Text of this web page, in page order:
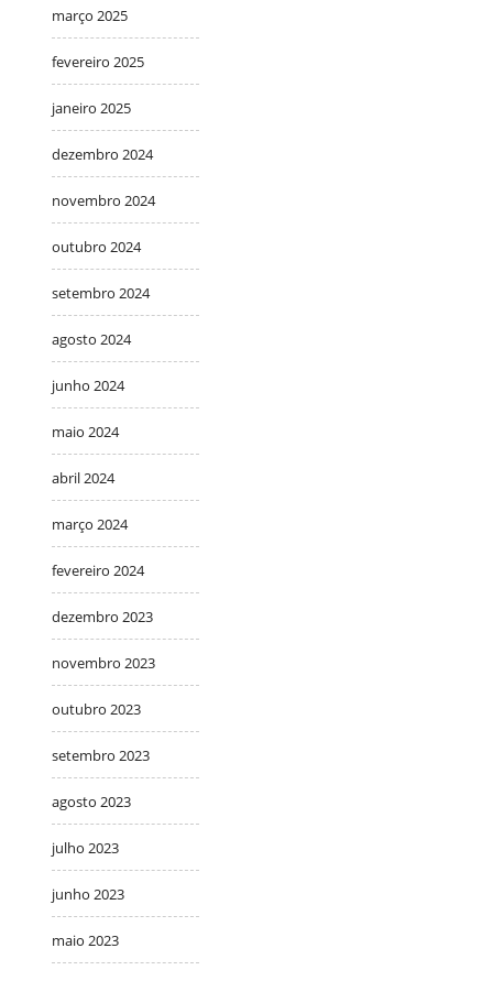
março 2025
fevereiro 2025
janeiro 2025
dezembro 2024
novembro 2024
outubro 2024
setembro 2024
agosto 2024
junho 2024
maio 2024
abril 2024
março 2024
fevereiro 2024
dezembro 2023
novembro 2023
outubro 2023
setembro 2023
agosto 2023
julho 2023
junho 2023
maio 2023